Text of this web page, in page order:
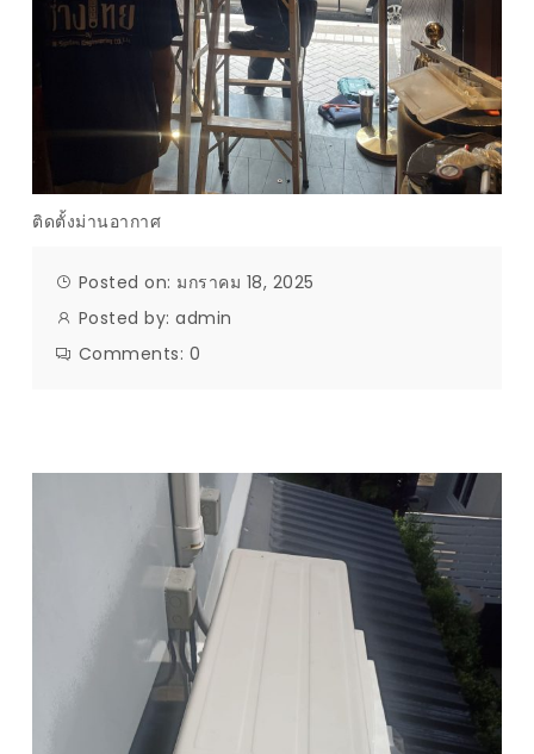
ติดตั้งม่านอากาศ
Posted on: มกราคม 18, 2025
Posted by:admin
Comments: 0